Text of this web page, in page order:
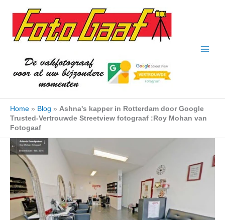
naar
inhoud
Home » Blog » Ashna's kapper in Rotterdam door Google
Trusted-Vertrouwde Streetview fotograaf :Roy Mohan van
Fotogaaf